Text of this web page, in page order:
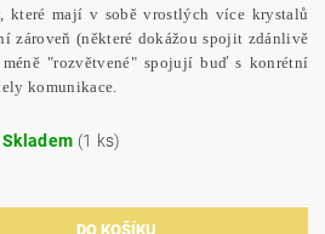
které mají v sobě vrostlých více krystalů
zároveň (některé dokážou spojit zdánlivě
"rozvětvené" spojují buď s konrétní
komunikace.
Skladem (1 ks)